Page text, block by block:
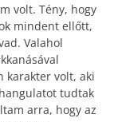
volt. Tény, hogy
mindent ellőtt,
Valahol
karakter volt, aki
tudtak
arra, hogy az